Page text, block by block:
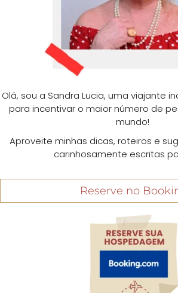
Olá, sou a Sandra Lucia, uma viajante
para incentivar o maior número de
mundo!
Aproveite minhas dicas, roteiros e
carinhosamente escritas
Reserve no